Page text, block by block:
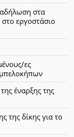
στα
στο εργοστάσιο
ες
έναρξης της
της δίκης για το